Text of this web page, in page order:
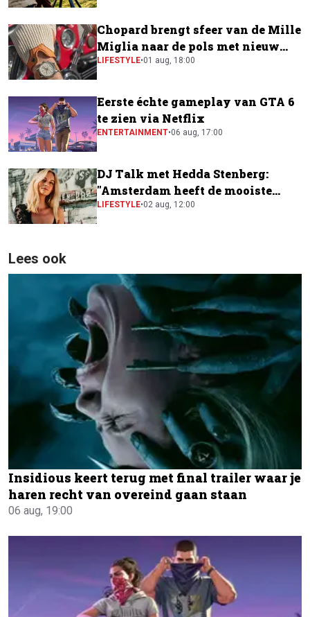
Chopard brengt sfeer van de Mille
Miglia naar de pols met nieuw
horloge
LIFESTYLE•01 aug, 18:00
Eerste échte gameplay van GTA 6
te zien via Netflix
ENTERTAINMENT•06 aug, 17:00
DJ Talk met Hedda Stenberg:
"Amsterdam heeft de mooiste
festivalscene van Europa"
LIFESTYLE•02 aug, 12:00
Lees ook
Insidious keert terug met final trailer waar je
haren recht van overeind gaan staan
06 aug, 19:00